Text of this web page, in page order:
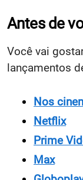
Antes de
Você vai
lançamentos
Nos
Netflix
Prime
Max